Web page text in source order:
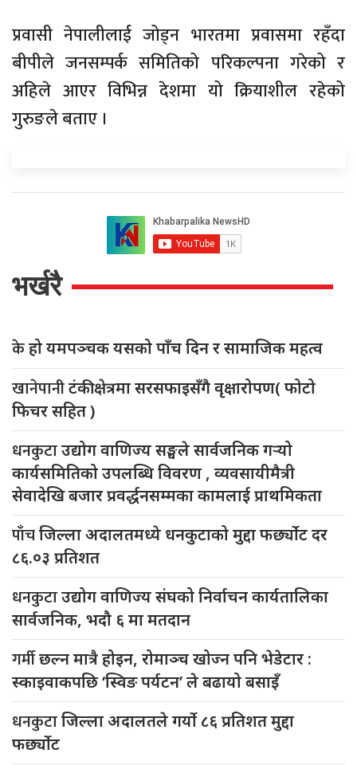
प्रवासी नेपालीलाई जोड्न भारतमा प्रवासमा रहँदा
बीपीले जनसम्पर्क समितिको परिकल्पना गरेको र
अहिले आएर विभिन्न देशमा यो क्रियाशील रहेको
गुरुङले बताए ।
भर्खरै
केहो यमपञ्चक यसको पाँच दिन र सामाजिक महत्व
खानेपानीटंकी क्षेत्रमा सरसफाइसँगै वृक्षारोपण( फोटो
फिचर सहित )
धनकुटाउद्योग वाणिज्य सङ्घले सार्वजनिक गर्‍यो
कार्यसमितिको उपलब्धि विवरण , व्यवसायीमैत्री
सेवादेखि बजार प्रवर्द्धनसम्मका कामलाई प्राथमिकता
पाँचजिल्ला अदालतमध्ये धनकुटाको मुद्दा फर्छ्योट दर
८६.०३ प्रतिशत
धनकुटाउद्योग वाणिज्य संघको निर्वाचन कार्यतालिका
सार्वजनिक, भदौ ६ मा मतदान
गर्मीछल्न मात्रै होइन, रोमाञ्च खोज्न पनि भेडेटार :
स्काइवाकपछि ‘स्विङ पर्यटन’ ले बढायो बसाइँ
धनकुटाजिल्ला अदालतले गर्यो ८६ प्रतिशत मुद्दा
फर्छ्योट